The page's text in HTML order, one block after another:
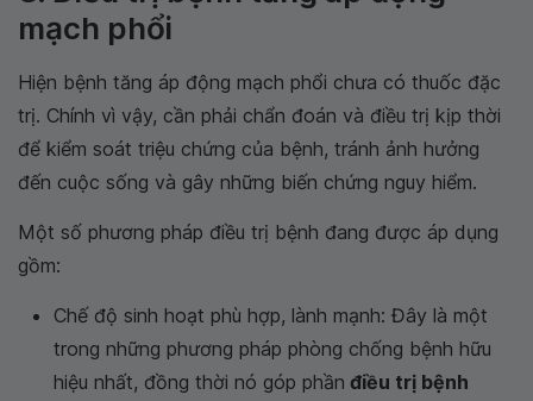
mạch phổi
Hiện bệnh tăng áp động mạch phổi chưa có thuốc đặc
trị. Chính vì vậy, cần phải chẩn đoán và điều trị kịp thời
để kiểm soát triệu chứng của bệnh, tránh ảnh hưởng
đến cuộc sống và gây những biến chứng nguy hiểm.
Một số phương pháp điều trị bệnh đang được áp dụng
gồm:
Chế độ sinh hoạt phù hợp, lành mạnh: Đây là một
trong những phương pháp phòng chống bệnh hữu
hiệu nhất, đồng thời nó góp phần điều trị bệnh